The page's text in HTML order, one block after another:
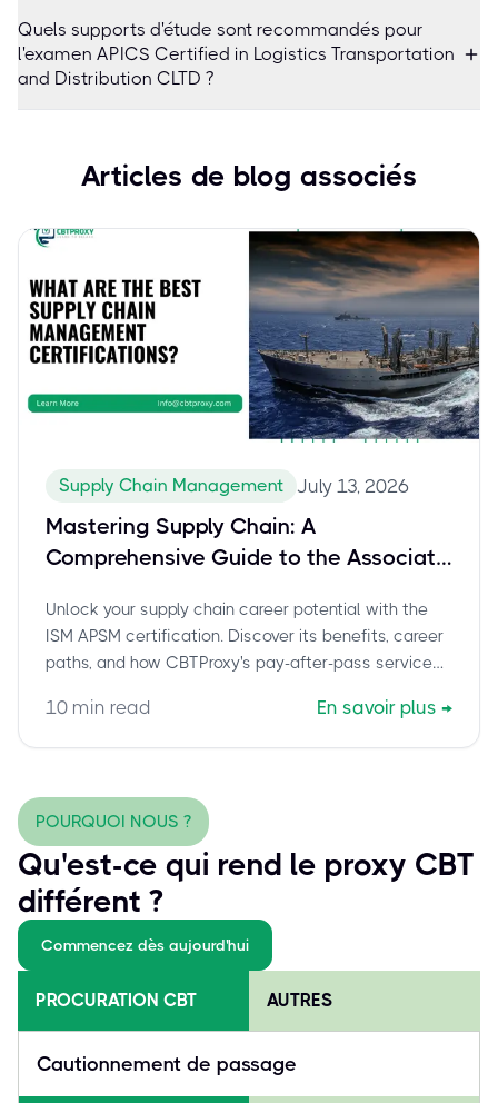
Quels supports d'étude sont recommandés pour
l'examen APICS Certified in Logistics Transportation
and Distribution CLTD ?
Articles de blog associés
Supply Chain Management July 13, 2026
Mastering Supply Chain: A
Comprehensive Guide to the Associate
(APSM) Certification and Career
Growth
Unlock your supply chain career potential with the
ISM APSM certification. Discover its benefits, career
paths, and how CBTProxy's pay-after-pass service
10 min read En savoir plus →
POURQUOI NOUS ?
Qu'est-ce qui rend le proxy CBT
différent ?
Commencez dès aujourd'hui
PROCURATION CBT AUTRES
Cautionnement de passage